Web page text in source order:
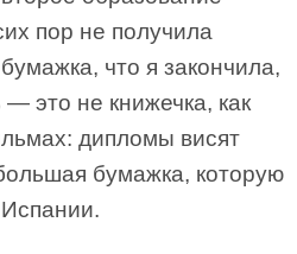
пор не получила
что я закончила,
это не книжечка, как
дипломы висят
бумажка, которую